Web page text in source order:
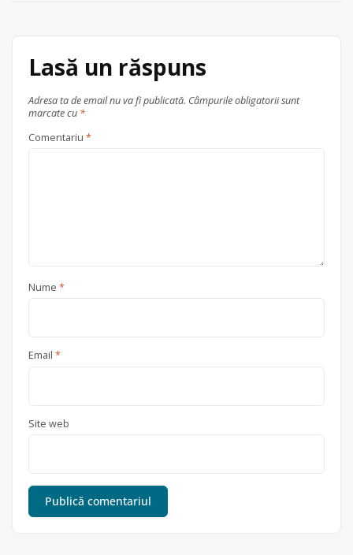
Lasă un răspuns
Adresa ta de email nu va fi publicată. Câmpurile obligatorii sunt
marcate cu *
Comentariu *
Nume *
Email *
Site web